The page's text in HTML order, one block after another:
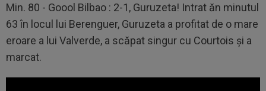
Min. 80 - Goool Bilbao : 2-1, Guruzeta! Intrat ăn minutul
63 în locul lui Berenguer, Guruzeta a profitat de o mare
eroare a lui Valverde, a scăpat singur cu Courtois și a
marcat.